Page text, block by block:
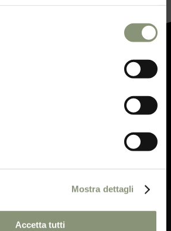
Mostra dettagli
Accetta tutti
per
offerte esclusive.